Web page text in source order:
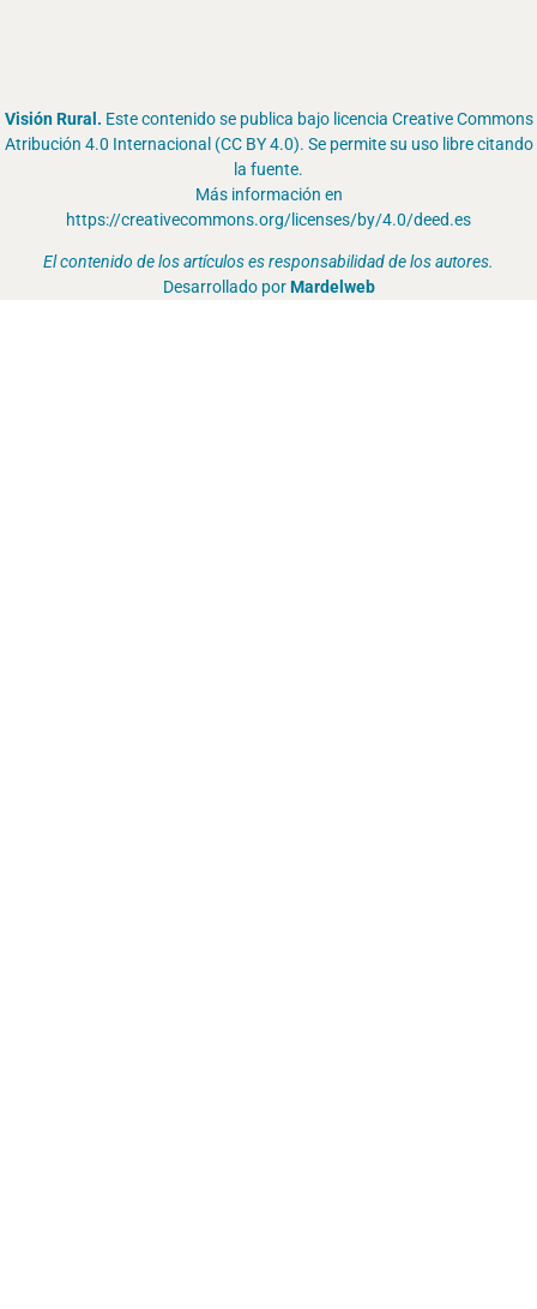
Visión Rural. Este contenido se publica bajo licencia Creative Commons
Atribución 4.0 Internacional (CC BY 4.0). Se permite su uso libre citando
la fuente.
Más información en
https://creativecommons.org/licenses/by/4.0/deed.es
El contenido de los artículos es responsabilidad de los autores.
Desarrollado porMardelweb